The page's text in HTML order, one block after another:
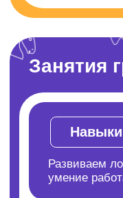
Выгода для
Стоимость групповых
польза - ничуть не